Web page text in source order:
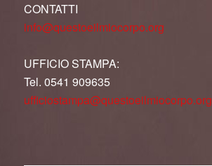
CONTATTI
info@questoeilmiocorpo.org
UFFICIO STAMPA:
Tel. 0541 909635
ufficiostampa@questoeilmiocorpo.org